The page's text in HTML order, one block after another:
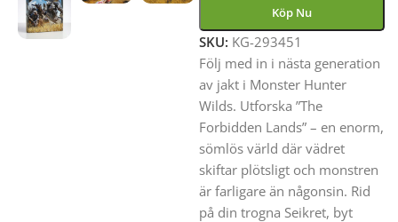
Köp Nu
SKU: KG-293451
Följ med in i nästa generation
av jakt i Monster Hunter
Wilds. Utforska ”The
Forbidden Lands” – en enorm,
sömlös värld där vädret
skiftar plötsligt och monstren
är farligare än någonsin. Rid
på din trogna Seikret, byt